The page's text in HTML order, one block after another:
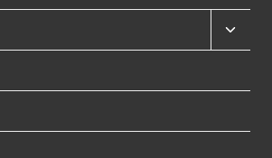
Toggle
child